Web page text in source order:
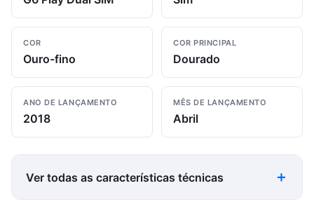
COR
Ouro-fino
COR PRINCIPAL
Dourado
ANO DE LANÇAMENTO
2018
MÊS DE LANÇAMENTO
Abril
Ver todas as características técnicas